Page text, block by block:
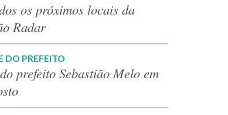
os próximos locais da
Radar
DO PREFEITO
prefeito Sebastião Melo em